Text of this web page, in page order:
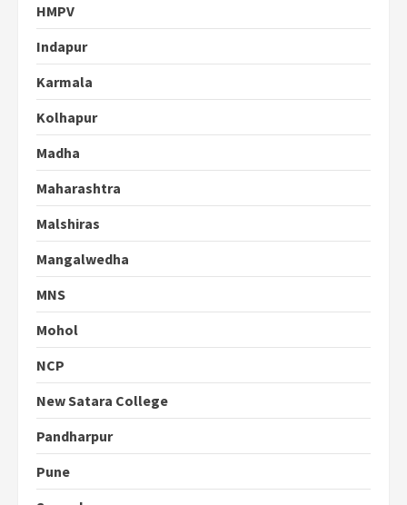
HMPV
Indapur
Karmala
Kolhapur
Madha
Maharashtra
Malshiras
Mangalwedha
MNS
Mohol
NCP
New Satara College
Pandharpur
Pune